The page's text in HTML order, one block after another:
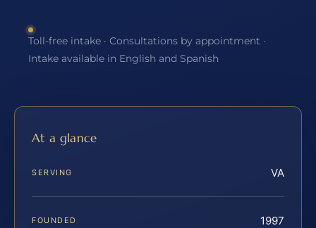
Toll-free intake · Consultations by appointment ·
Intake available in English and Spanish
At a glance
SERVING VA
FOUNDED 1997